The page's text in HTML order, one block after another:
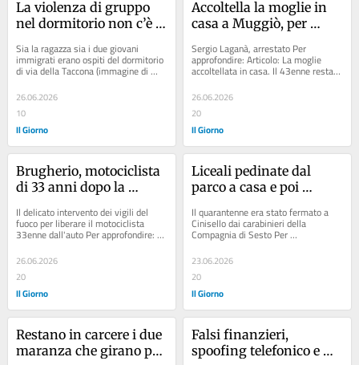
La violenza di gruppo
nel dormitorio non c’è
ventenni denunciati da
una ragazza ospite del
Sia la ragazza sia i due giovani
immigrati erano ospiti del dormitorio
di via della Taccona (immagine di
repertorio) Per approfondire: ...
26.06.2026
10
Il Giorno
Accoltella la moglie in
casa a Muggiò, per
di tentato femminicidio
Sergio Laganà, arrestato Per
approfondire: Articolo: La moglie
accoltellata in casa. Il 43enne resta
26.06.2026
20
Il Giorno
Brugherio, motociclista
di 33 anni dopo la
schiacciato sotto l'auto:
è in fin di vita
Il delicato intervento dei vigili del
fuoco per liberare il motociclista
33enne dall'auto Per approfondire:
Articolo: Incidente a Gallarate,...
26.06.2026
20
Il Giorno
Liceali pedinate dal
parco a casa e poi
per il predatore sessuale
di Sesto San Giovanni
Il quarantenne era stato fermato a
Cinisello dai carabinieri della
Compagnia di Sesto Per
approfondire: Articolo: Chi è il
predatore...
23.06.2026
20
Il Giorno
Restano in carcere i due
maranza che girano per
Falsi finanzieri,
spoofing telefonico e